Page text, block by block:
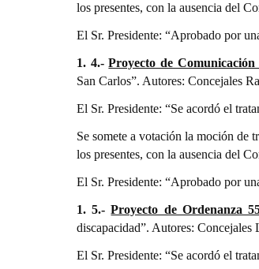
los presentes, con la ausencia del
El Sr. Presidente: “Aprobado por
1. 4.-Proyecto de Comunicación
San Carlos”. Autores: Concejales
El Sr. Presidente: “Se acordó el
Se somete a votación la moción de
los presentes, con la ausencia del
El Sr. Presidente: “Aprobado por
1. 5.-Proyecto de Ordenanza
discapacidad”. Autores:
El Sr. Presidente: “Se acordó el